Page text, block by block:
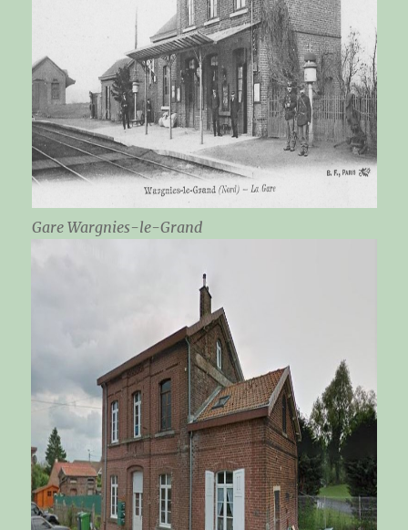
Gare Wargnies-le-Grand